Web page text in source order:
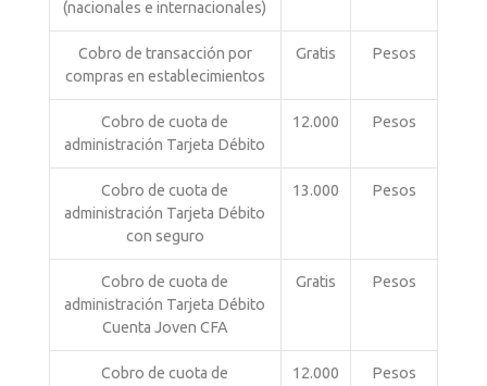
(nacionales e internacionales)
Cobro de transacción por
compras en establecimientos
Gratis Pesos
Cobro de cuota de
administración Tarjeta Débito
12.000 Pesos
Cobro de cuota de
administración Tarjeta Débito
con seguro
13.000 Pesos
Cobro de cuota de
administración Tarjeta Débito
Cuenta Joven CFA
Gratis Pesos
Cobro de cuota de
12.000 Pesos